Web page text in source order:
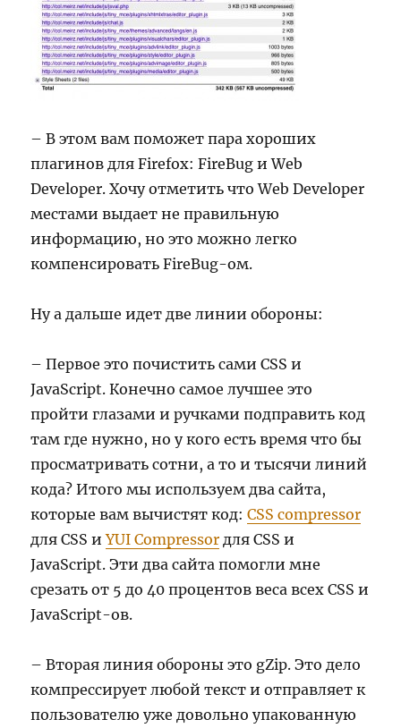
– В этом вам поможет пара хороших
плагинов для Firefox: FireBug и Web
Developer. Хочу отметить что Web Developer
местами выдает не правильную
информацию, но это можно легко
компенсировать FireBug-ом.
Ну а дальше идет две линии обороны:
– Первое это почистить сами CSS и
JavaScript. Конечно самое лучшее это
пройти глазами и ручками подправить код
там где нужно, но у кого есть время что бы
просматривать сотни, а то и тысячи линий
кода? Итого мы используем два сайта,
которые вам вычистят код:CSS compressor
для CSS иYUI Compressor для CSS и
JavaScript. Эти два сайта помогли мне
срезать от 5 до 40 процентов веса всех CSS и
JavaScript-ов.
– Вторая линия обороны это gZip. Это дело
компрессирует любой текст и отправляет к
пользователю уже довольно упакованную